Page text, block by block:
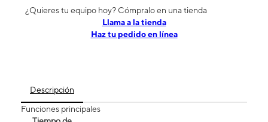
¿Quieres tu equipo hoy? Cómpralo en una tienda
​​​​​​​Llama a la tienda
Haz tu pedido en línea
Descripción
Funciones principales